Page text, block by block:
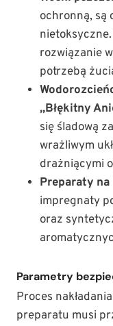
ochronną, są
rozwiązanie
potrzebą
„Błękitny
się śladową
wrażliwym
drażniącymi
Preparaty
impregnaty
oraz
Parametry
Proces
preparatu musi